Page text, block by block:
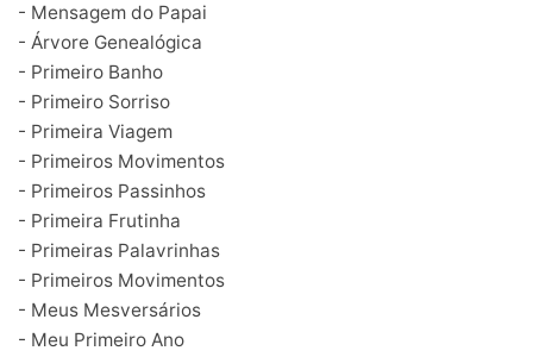
- Mensagem do Papai
- Árvore Genealógica
- Primeiro Banho
- Primeiro Sorriso
- Primeira Viagem
- Primeiros Movimentos
- Primeiros Passinhos
- Primeira Frutinha
- Primeiras Palavrinhas
- Primeiros Movimentos
- Meus Mesversários
- Meu Primeiro Ano